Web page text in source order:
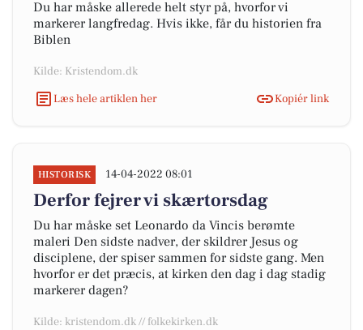
Du har måske allerede helt styr på, hvorfor vi
markerer langfredag. Hvis ikke, får du historien fra
Biblen
Kilde: Kristendom.dk
Læs hele artiklen her
Kopiér link
HISTORISK 14-04-2022 08:01
Derfor fejrer vi skærtorsdag
Du har måske set Leonardo da Vincis berømte
maleri Den sidste nadver, der skildrer Jesus og
disciplene, der spiser sammen for sidste gang. Men
hvorfor er det præcis, at kirken den dag i dag stadig
markerer dagen?
Kilde: kristendom.dk // folkekirken.dk